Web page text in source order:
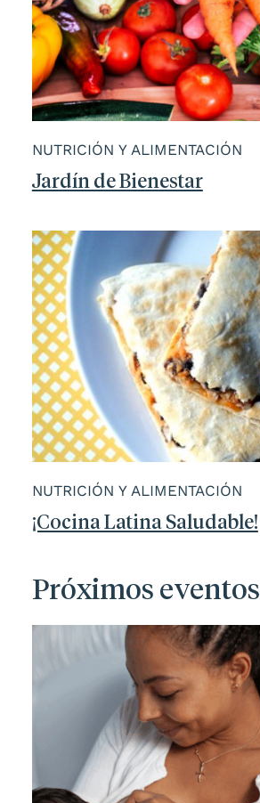
NUTRICIÓN Y ALIMENTACIÓN
Jardín de Bienestar
NUTRICIÓN Y ALIMENTACIÓN
¡Cocina Latina Saludable!
Próximos eventos